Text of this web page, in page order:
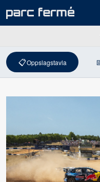
📋Oppslagstavla